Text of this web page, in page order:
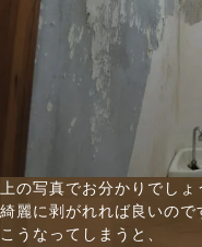
上の写真でお分かりでしょ
綺麗に剥がれれば良いので
こうなってしまうと、